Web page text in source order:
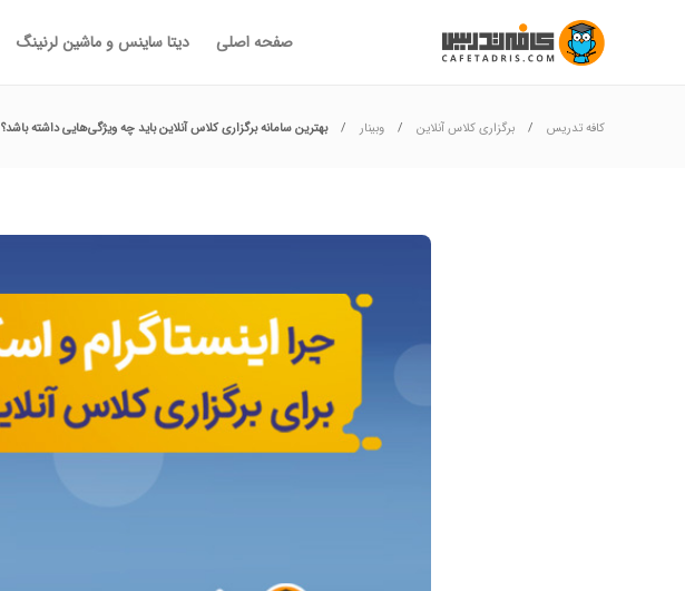
صفحه اصلی دیتا ساینس و ماشین لرنینگ
کافه تدریس برگزاری کلاس آنلاین وبینار بهترین سامانه برگزاری کلاس آنلاین باید چه ویژگی‌هایی داشته باشد؟